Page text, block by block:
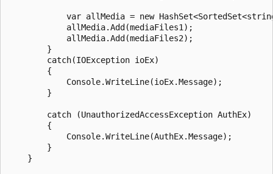
var allMedia = new
            allMedia.Add(mediaFiles1);
            allMedia.Add(mediaFiles2);
        }
        catch(IOException ioEx)
        {
            Console.WriteLine(ioEx.Message);
        }
        catch (UnauthorizedAccessException AuthEx)
        {
            Console.WriteLine(AuthEx.Message);
        }
    }